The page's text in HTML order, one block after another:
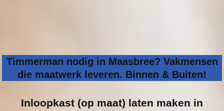
Timmerman nodig in Maasbree? Vakmensen
die maatwerk leveren. Binnen & Buiten!
Inloopkast (op maat) laten maken in